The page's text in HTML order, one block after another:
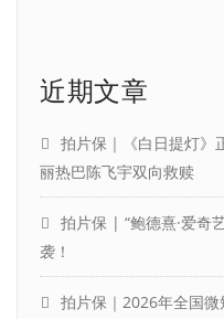
近期文章
拍片保｜《白日提灯》
丽热巴陈飞宇双向救赎
拍片保 | “鲍德熹·爱奇
袭！
拍片保｜2026年全国